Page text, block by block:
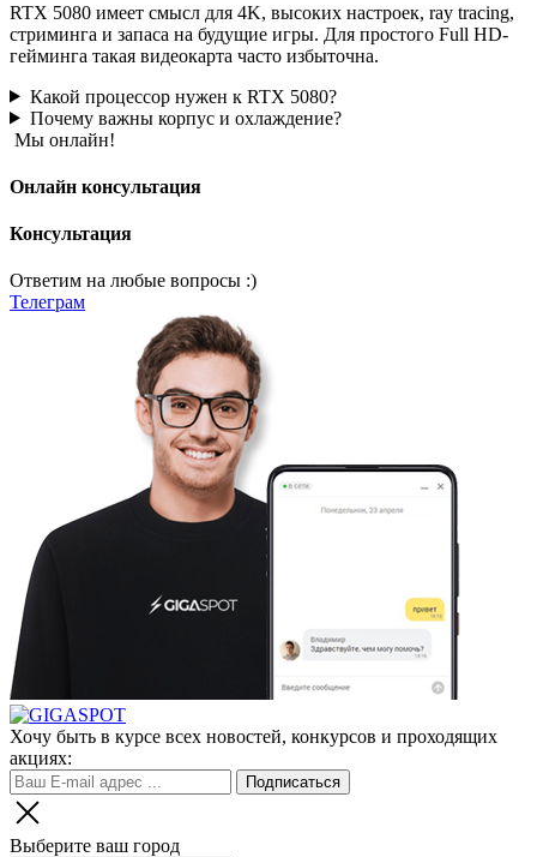
RTX 5080 имеет смысл для 4K, высоких настроек, ray tracing,
стриминга и запаса на будущие игры. Для простого Full HD-
гейминга такая видеокарта часто избыточна.
Какой процессор нужен к RTX 5080?
Почему важны корпус и охлаждение?
Мы онлайн!
Онлайн консультация
Консультация
Ответим на любые вопросы :)
Телеграм
Хочу быть в курсе всех новостей, конкурсов и проходящих
акциях:
Выберите ваш город